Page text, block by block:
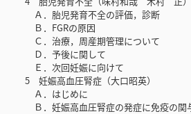
Ａ．胎児発育不全の評価，診断
Ｂ．FGRの原因
Ｃ．治療，周産期管理について
Ｄ．予後に関して
Ｅ．次回妊娠に向けて
5 妊娠高血圧腎症（大口昭英）
Ａ．はじめに
Ｂ．妊娠高血圧腎症の発症に免疫の関